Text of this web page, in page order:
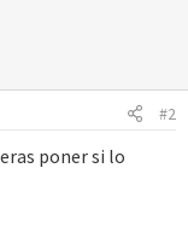
#2
poner si lo